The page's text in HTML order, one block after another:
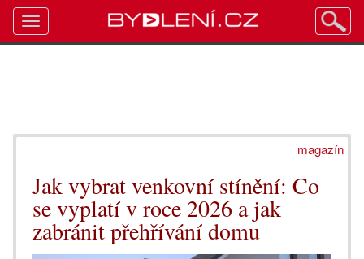
magazín
Jak vybrat venkovní stínění: Co
se vyplatí v roce 2026 a jak
zabránit přehřívání domu
Toggle
navigation